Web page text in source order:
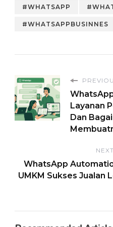
Instagram
#WHATSAPP
#WHATSAPPBUSINNES
Layanan
Dan
WhatsApp
UMKM Sukses Jualan